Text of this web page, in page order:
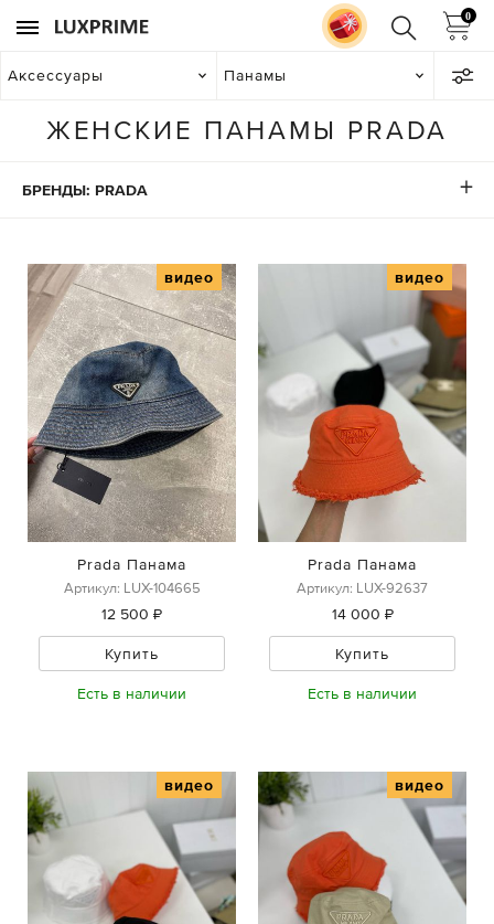
0
Аксессуары Панамы
ЖЕНСКИЕ ПАНАМЫ PRADA
БРЕНДЫ: PRADA
видео
Prada Панама
Артикул: LUX-104665
12 500 ₽
Купить
Есть в наличии
видео
Prada Панама
Артикул: LUX-92637
14 000 ₽
Купить
Есть в наличии
видео видео